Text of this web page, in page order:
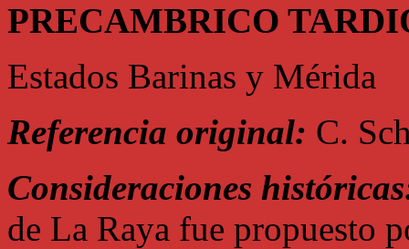
PRECAMBRICO
Estados Barinas y Mérida
Referencia original: C.
Consideraciones
de La Raya fue propuesto